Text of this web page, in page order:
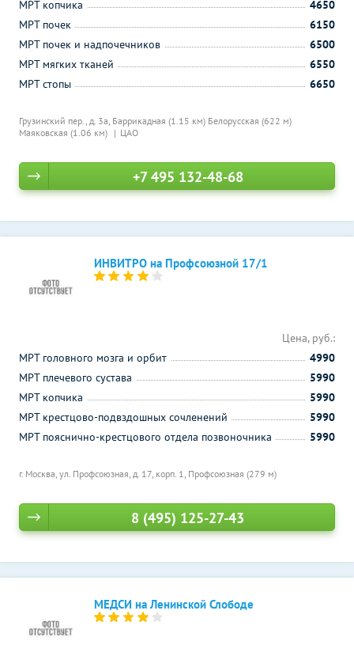
Грузинский пер., д. 3а, Баррикадная (1.15 км) Белорусская (622 м)
Маяковская (1.06 км)
ЦАО
МРТ копчика
4650
МРТ почек
6150
МРТ почек и надпочечников
6500
МРТ мягких тканей
6550
МРТ стопы
6650
+7 495 132-48-68
ИНВИТРО на Профсоюзной 17/1
г. Москва, ул. Профсоюзная, д. 17, корп. 1, Профсоюзная (279 м)
Цена, руб.:
МРТ головного мозга и орбит
4990
МРТ плечевого сустава
5990
МРТ копчика
5990
МРТ крестцово-подвздошных сочленений
5990
МРТ пояснично-крестцового отдела позвоночника
5990
8 (495) 125-27-43
МЕДСИ на Ленинской Слободе